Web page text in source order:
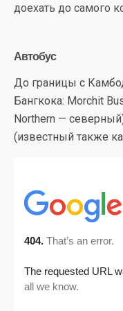
доехать до самого
Автобус
До границы с
Бангкока: Morchit
Northern —
(известный также